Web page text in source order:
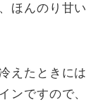
ほんのり甘い
えたときには
ンですので、